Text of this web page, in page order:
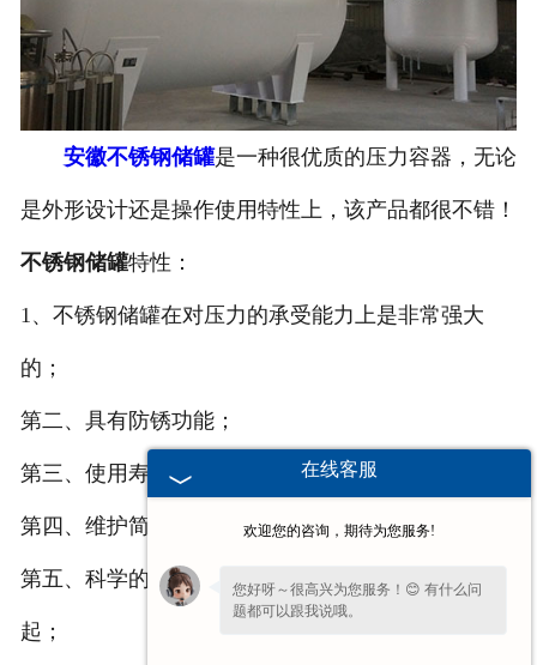
安徽分离容器
安徽塔器
安徽换热容器
安徽不锈钢储罐是一种很优质的压力容器，无论
是外形设计还是操作使用特性上，该产品都很不错！
不锈钢储罐特性：
1、不锈钢储罐在对压力的承受能力上是非常强大
的；
第二、具有防锈功能；
第三、使用寿命比较的长久，可以达100年以上；
第四、维护简单，因为使用中不需要经常的清洗；
第五、科学的设计使得罐底的沉淀物不因水流而翻
起；
在线客服
欢迎您的咨询，期待为您服务!
您好呀～很高兴为您服务！😊 有什么问
题都可以跟我说哦。